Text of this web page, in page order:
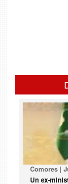
Comores |
Un ex-